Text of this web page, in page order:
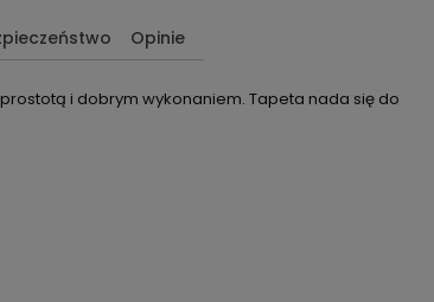
Opinie
i dobrym wykonaniem. Tapeta nada się do